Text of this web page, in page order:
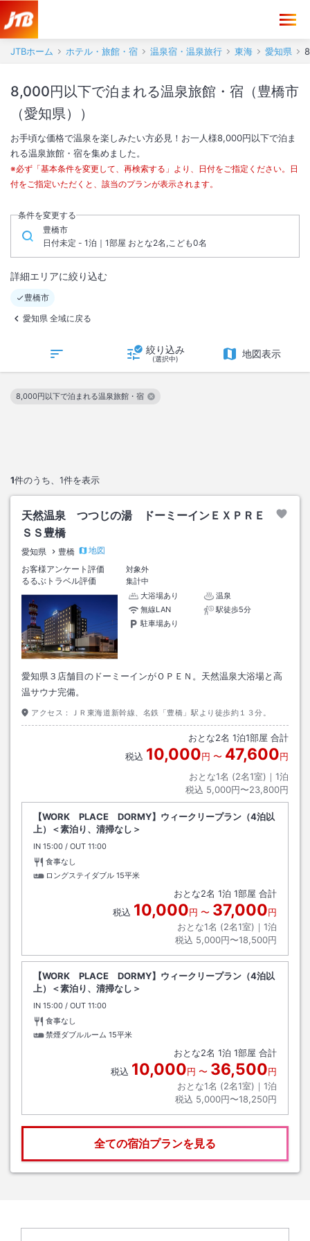
JTBホーム ホテル・旅館・宿 温泉宿・温泉旅行 東海 愛知県
8,000円以下で泊まれる温泉旅館・宿（豊橋市
（愛知県））
お手頃な価格で温泉を楽しみたい方必見！お一人様8,000円以下で泊ま
れる温泉旅館・宿を集めました。
※必ず「基本条件を変更して、再検索する」より、日付をご指定ください。日
付をご指定いただくと、該当のプランが表示されます。
条件を変更する
豊橋市
日付未定 - 1泊｜1部屋 おとな2名,こども0名
詳細エリアに絞り込む
豊橋市
愛知県 全域に戻る
絞り込み
(選択中) 地図表示
1件のうち、 1件を表示
8,000円以下で泊まれる温泉旅館・宿
この絞り込み条件を解除
天然温泉 つつじの湯 ドーミーインＥＸＰＲＥ
ＳＳ豊橋
愛知県 豊橋
地図
お客様アンケート評価
対象外
るるぶトラベル評価
集計中
大浴場あり
温泉
無線LAN
駅徒歩5分
駐車場あり
愛知県３店舗目のドーミーインがＯＰＥＮ。天然温泉大浴場と高
温サウナ完備。
アクセス： ＪＲ東海道新幹線、名鉄「豊橋」駅より徒歩約１３分。
おとな2名 1泊1部屋 合計
税込 10,000円 〜 47,600円
おとな1名 (2名1室)｜ 1泊
税込 5,000円〜23,800円
【WORK PLACE DORMY】ウィークリープラン（4泊以
上）＜素泊り、清掃なし＞
IN チェックイン
15:00 / OUT チェックアウト
11:00
食事なし
ロングステイダブル 15平米
おとな2名 1泊 1部屋 合計
税込 10,000円 〜 37,000円
おとな1名 (2名1室)｜ 1泊
税込 5,000円〜18,500円
【WORK PLACE DORMY】ウィークリープラン（4泊以
上）＜素泊り、清掃なし＞
IN チェックイン
15:00 / OUT チェックアウト
11:00
食事なし
禁煙ダブルルーム 15平米
おとな2名 1泊 1部屋 合計
税込 10,000円 〜 36,500円
おとな1名 (2名1室)｜ 1泊
税込 5,000円〜18,250円
全ての宿泊プランを見る